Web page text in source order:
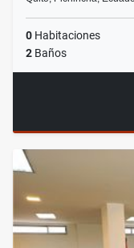
0 Habitaciones
2 Baños